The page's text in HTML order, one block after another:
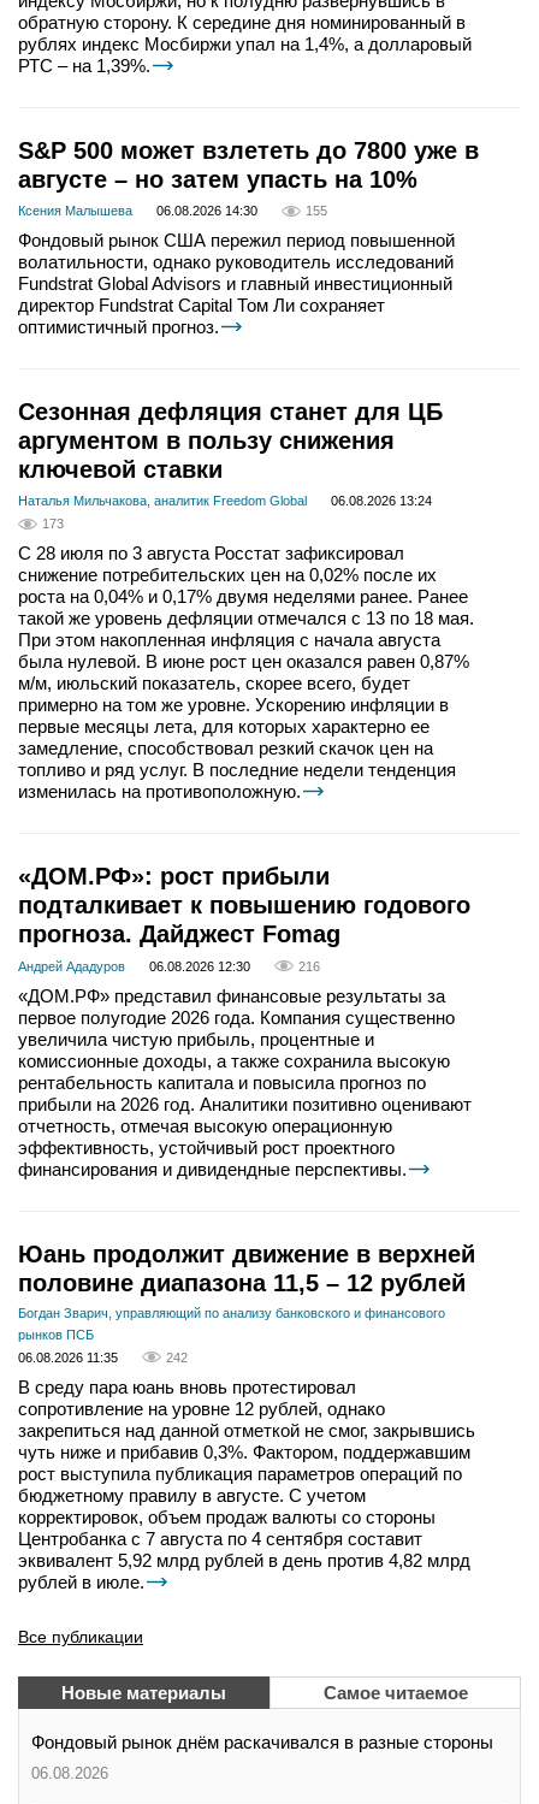
обратную сторону. К середине дня номинированный в
рублях индекс Мосбиржи упал на 1,4%, а долларовый
РТС – на 1,39%.
S&P 500 может взлететь до 7800 уже в
августе – но затем упасть на 10%
Ксения Малышева 06.08.2026 14:30 155
Фондовый рынок США пережил период повышенной
волатильности, однако руководитель исследований
Fundstrat Global Advisors и главный инвестиционный
директор Fundstrat Capital Том Ли сохраняет
оптимистичный прогноз.
Сезонная дефляция станет для ЦБ
аргументом в пользу снижения
ключевой ставки
Наталья Мильчакова, аналитик Freedom Global
06.08.2026 13:24
173
С 28 июля по 3 августа Росстат зафиксировал
снижение потребительских цен на 0,02% после их
роста на 0,04% и 0,17% двумя неделями ранее. Ранее
такой же уровень дефляции отмечался с 13 по 18 мая.
При этом накопленная инфляция с начала августа
была нулевой. В июне рост цен оказался равен 0,87%
м/м, июльский показатель, скорее всего, будет
примерно на том же уровне. Ускорению инфляции в
первые месяцы лета, для которых характерно ее
замедление, способствовал резкий скачок цен на
топливо и ряд услуг. В последние недели тенденция
изменилась на противоположную.
«ДОМ.РФ»: рост прибыли
подталкивает к повышению годового
прогноза. Дайджест Fomag
Андрей Ададуров 06.08.2026 12:30 216
«ДОМ.РФ» представил финансовые результаты за
первое полугодие 2026 года. Компания существенно
увеличила чистую прибыль, процентные и
комиссионные доходы, а также сохранила высокую
рентабельность капитала и повысила прогноз по
прибыли на 2026 год. Аналитики позитивно оценивают
отчетность, отмечая высокую операционную
эффективность, устойчивый рост проектного
финансирования и дивидендные перспективы.
Юань продолжит движение в верхней
половине диапазона 11,5 – 12 рублей
Богдан Зварич, управляющий по анализу банковского и финансового
рынков ПСБ
06.08.2026 11:35
242
В среду пара юань вновь протестировал
сопротивление на уровне 12 рублей, однако
закрепиться над данной отметкой не смог, закрывшись
чуть ниже и прибавив 0,3%. Фактором, поддержавшим
рост выступила публикация параметров операций по
бюджетному правилу в августе. С учетом
корректировок, объем продаж валюты со стороны
Центробанка с 7 августа по 4 сентября составит
эквивалент 5,92 млрд рублей в день против 4,82 млрд
рублей в июле.
Все публикации
Новые материалы Самое читаемое
Фондовый рынок днём раскачивался в разные стороны
06.08.2026